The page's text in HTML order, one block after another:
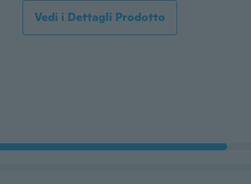
Vedi i Dettagli Prodotto